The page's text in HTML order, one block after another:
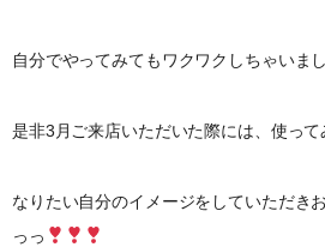
自分でやってみてもワクワクしちゃいま
是非3月ご来店いただいた際には、使っ
なりたい自分のイメージをしていただき
っっ